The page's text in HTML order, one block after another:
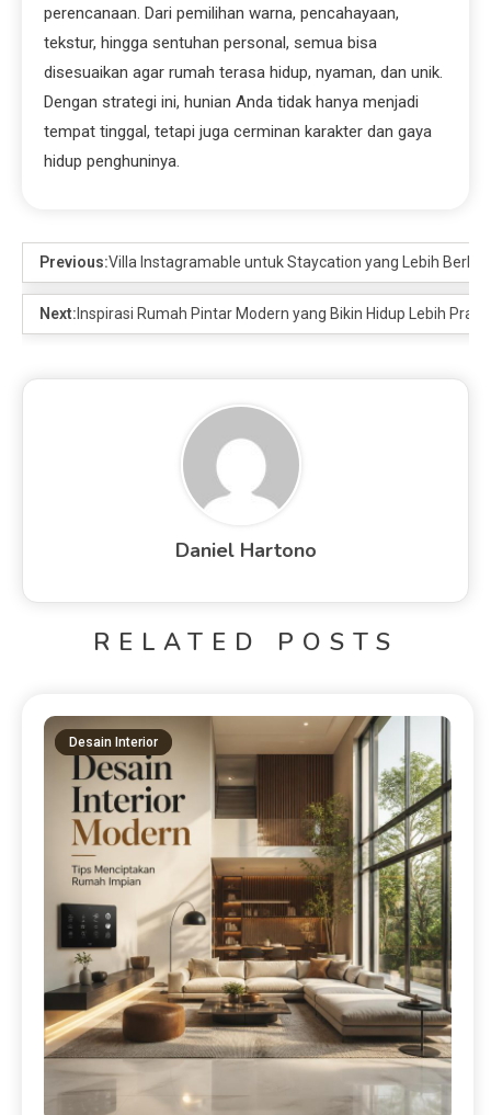
perencanaan. Dari pemilihan warna, pencahayaan,
tekstur, hingga sentuhan personal, semua bisa
disesuaikan agar rumah terasa hidup, nyaman, dan unik.
Dengan strategi ini, hunian Anda tidak hanya menjadi
tempat tinggal, tetapi juga cerminan karakter dan gaya
hidup penghuninya.
Previous:Villa Instagramable untuk Staycation yang Lebih
Next: Inspirasi Rumah Pintar Modern yang Bikin Hidup Lebih
Daniel Hartono
RELATED POSTS
Desain Interior